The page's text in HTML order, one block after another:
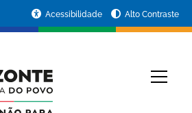
Acessibilidade Alto Contraste